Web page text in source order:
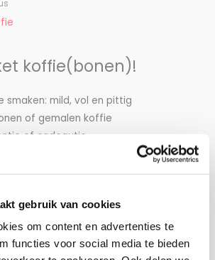
gebruik van cookies
om content en advertenties te
functies voor social media te bieden
koffie(bonen)!
smaken: mild, vol en pittig
of gemalen koffie
of cadeautje